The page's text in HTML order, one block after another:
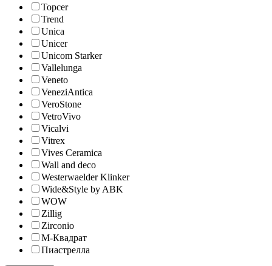
Topcer
Trend
Unica
Unicer
Unicom Starker
Vallelunga
Veneto
VeneziAntica
VeroStone
VetroVivo
Vicalvi
Vitrex
Vives Ceramica
Wall and deco
Westerwaelder Klinker
Wide&Style by ABK
WOW
Zillig
Zirconio
М-Квадрат
Пиастрелла